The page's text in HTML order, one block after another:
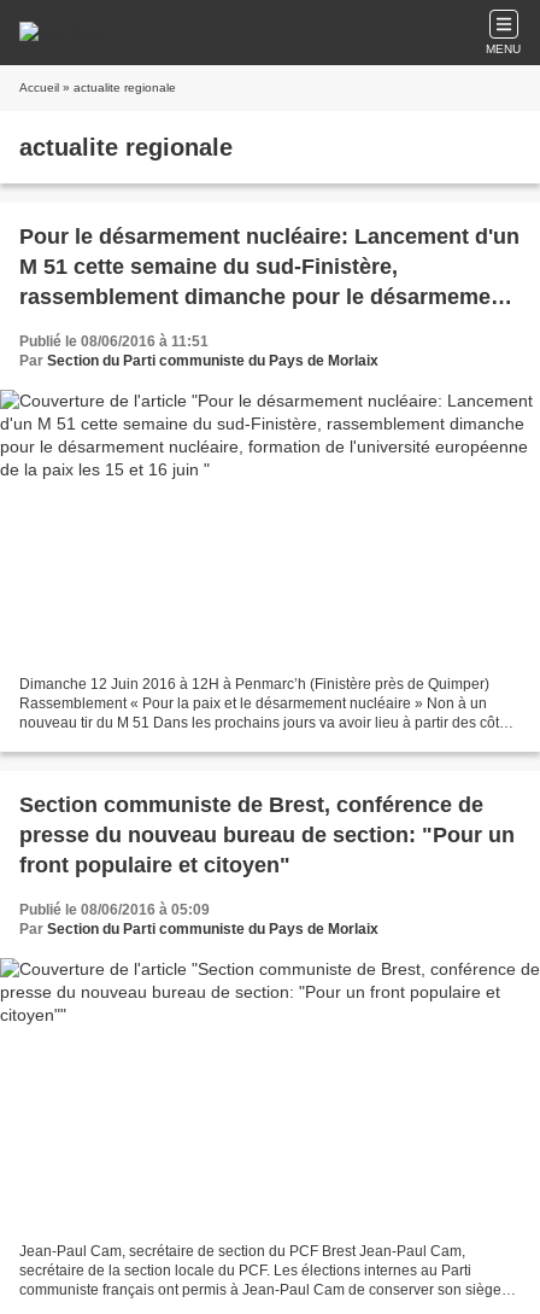
MENU
Accueil » actualite regionale
actualite regionale
Pour le désarmement nucléaire: Lancement d'un
M 51 cette semaine du sud-Finistère,
rassemblement dimanche pour le désarmement
nucléaire, formation de l'université européenne
de la paix les 15 et 16 juin
Publié le 08/06/2016 à 11:51
Par Section du Parti communiste du Pays de Morlaix
Dimanche 12 Juin 2016 à 12H à Penmarc’h (Finistère près de Quimper)
Rassemblement « Pour la paix et le désarmement nucléaire » Non à un
nouveau tir du M 51 Dans les prochains jours va avoir lieu à partir des côtes
Section communiste de Brest, conférence de
presse du nouveau bureau de section: "Pour un
front populaire et citoyen"
Publié le 08/06/2016 à 05:09
Par Section du Parti communiste du Pays de Morlaix
Jean-Paul Cam, secrétaire de section du PCF Brest Jean-Paul Cam,
secrétaire de la section locale du PCF. Les élections internes au Parti
communiste français ont permis à Jean-Paul Cam de conserver son siège